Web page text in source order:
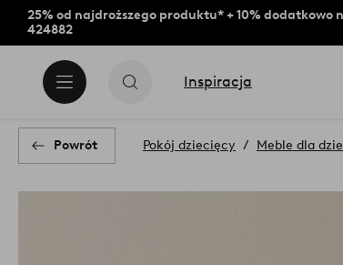
25% od najdroższego produktu* + 10% dodatkowo
424882
Inspiracja
Powrót Pokój dziecięcy Meble dla